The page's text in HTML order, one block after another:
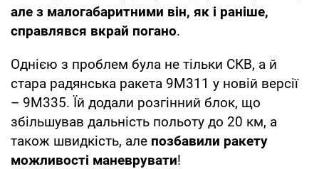
але з малогабаритними він, як і раніше,
справлявся вкрай погано.
Однією з проблем була не тільки СКВ, а й
стара радянська ракета 9М311 у новій версії
– 9М335. Їй додали розгінний блок, що
збільшував дальність польоту до 20 км, а
також швидкість, але позбавили ракету
можливості маневрувати!